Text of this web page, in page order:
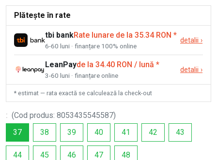
Plătește în rate
tbi bankRate lunare de la 35.34 RON *
6-60 luni · finanțare 100% online
detalii ›
LeanPayde la 34.40 RON / lună *
3-60 luni · finanțare online
detalii ›
* estimat — rata exactă se calculează la check-out
: (Cod produs: 8053435545587)
37
38 39 40 41 42 43
44 45 46 47 48